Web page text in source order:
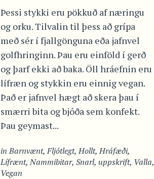
Þessi stykki eru pökkuð af næringu
og orku. Tilvalin til þess að grípa
með sér í fjallgönguna eða jafnvel
golfhringinn. Þau eru einföld í gerð
og þarf ekki að baka. Öll hráefnin eru
lífræn og stykkin eru einnig vegan.
Það er jafnvel hægt að skera þau í
smærri bita og bjóða sem konfekt.
Þau geymast...
inBarnvænt,Fljótlegt,Hollt,Hráfæði,
Lífrænt,Nammibitar, Snarl, uppskrift, Valla,
Vegan